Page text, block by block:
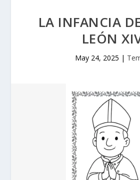
LA INFANCIA
LEÓN
May 24, 2025 |